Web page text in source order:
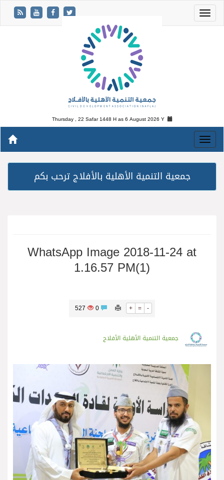
Thursday , 22 Safar 1448 H as6 August 2026 Y
جمعية التنمية الأهلية بالأفلاج ترحب بكم
WhatsApp Image 2018-11-24 at
1.16.57 PM(1)
+ = -
527
جمعية التنمية الأهلية الأفلاج